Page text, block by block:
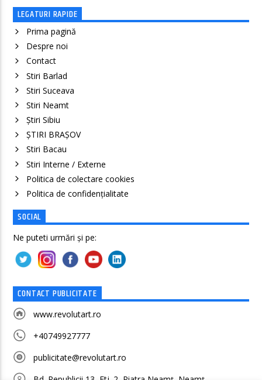
LEGATURI RAPIDE
Prima pagină
Despre noi
Contact
Stiri Barlad
Stiri Suceava
Stiri Neamt
Știri Sibiu
ȘTIRI BRAȘOV
Stiri Bacau
Stiri Interne / Externe
Politica de colectare cookies
Politica de confidenţialitate
SOCIAL
Ne puteti urmări și pe:
CONTACT PUBLICITATE
www.revolutart.ro
+40749927777
publicitate@revolutart.ro